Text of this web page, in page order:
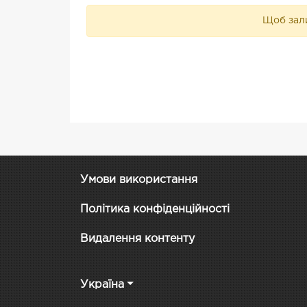
Щоб
Умови використання
Політика конфіденційності
Видалення контенту
Україна